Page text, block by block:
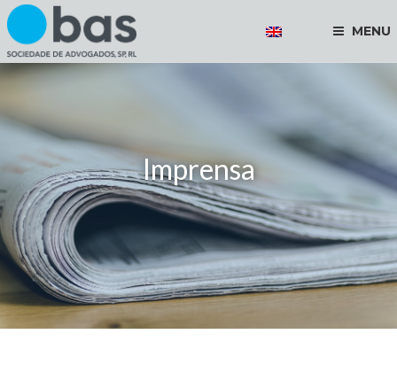
MENU
Imprensa